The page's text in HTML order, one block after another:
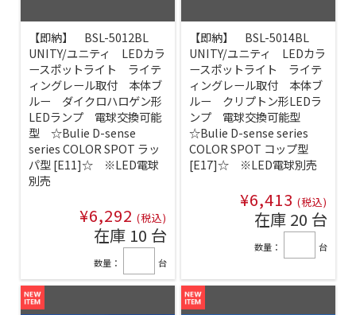
【即納】 BSL-5012BL
UNITY/ユニティ LEDカラ
ースポットライト ライテ
ィングレール取付 本体ブ
ルー ダイクロハロゲン形
LEDランプ 電球交換可能
型 ☆Bulie D-sense
series COLOR SPOT ラッ
パ型 [E11]☆ ※LED電球
別売
¥6,292 (税込)
在庫 10 台
数量： 台
【即納】 BSL-5014BL
UNITY/ユニティ LEDカラ
ースポットライト ライテ
ィングレール取付 本体ブ
ルー クリプトン形LEDラ
ンプ 電球交換可能型
☆Bulie D-sense series
COLOR SPOT コップ型
[E17]☆ ※LED電球別売
¥6,413 (税込)
在庫 20 台
数量： 台